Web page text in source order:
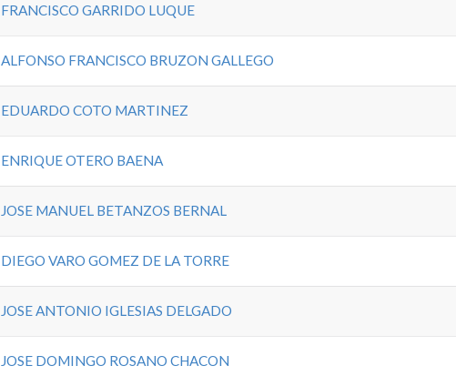
FRANCISCO GARRIDO LUQUE
ALFONSO FRANCISCO BRUZON GALLEGO
EDUARDO COTO MARTINEZ
ENRIQUE OTERO BAENA
JOSE MANUEL BETANZOS BERNAL
DIEGO VARO GOMEZ DE LA TORRE
JOSE ANTONIO IGLESIAS DELGADO
JOSE DOMINGO ROSANO CHACON